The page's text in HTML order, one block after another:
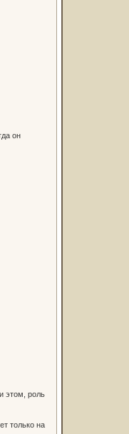
он
этом, роль
только на